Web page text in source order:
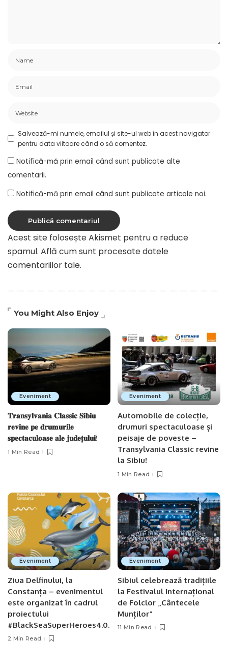
Salvează-mi numele, emailul și site-ul web în acest navigator
pentru data viitoare când o să comentez.
Notifică-mă prin email când sunt publicate alte
comentarii.
Notifică-mă prin email când sunt publicate articole noi.
Acest site folosește Akismet pentru a reduce
spamul. Află cum sunt procesate datele
comentariilor tale.
You Might Also Enjoy
Eveniment
𝐓𝐫𝐚𝐧𝐬𝐲𝐥𝐯𝐚𝐧𝐢𝐚 𝐂𝐥𝐚𝐬𝐬𝐢𝐜 𝐒𝐢𝐛𝐢𝐮
𝐫𝐞𝐯𝐢𝐧𝐞 𝐩𝐞 𝐝𝐫𝐮𝐦𝐮𝐫𝐢𝐥𝐞
𝐬𝐩𝐞𝐜𝐭𝐚𝐜𝐮𝐥𝐨𝐚𝐬𝐞 𝐚𝐥𝐞 𝐣𝐮𝐝𝐞𝐭̦𝐮𝐥𝐮𝐢!
1 Min Read
Eveniment
Automobile de colecție,
drumuri spectaculoase și
peisaje de poveste –
Transylvania Classic revine
la Sibiu!
1 Min Read
Eveniment
Ziua Delfinului, la
Constanța – evenimentul
este organizat în cadrul
proiectului
#BlackSeaSuperHeroes4.0.
2 Min Read
Eveniment
Sibiul celebrează tradițiile
la Festivalul Internațional
de Folclor „Cântecele
Munților”
11 Min Read